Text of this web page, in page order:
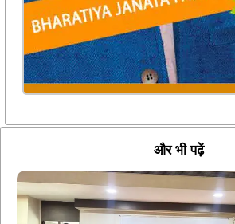
और भी पढ़ें